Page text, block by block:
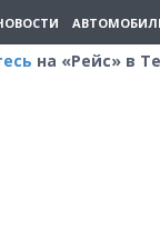
на «Рейс» в